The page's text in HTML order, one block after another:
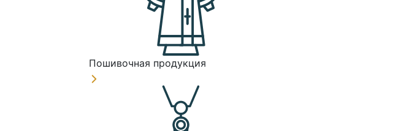
Пошивочная продукция